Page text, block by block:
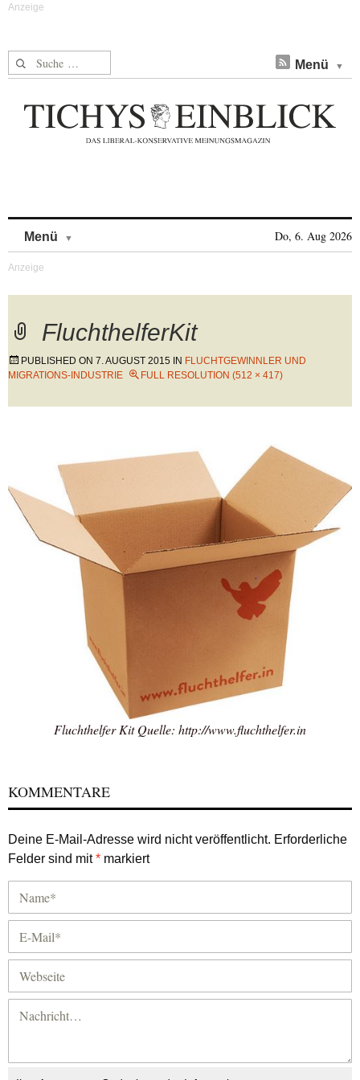
Suche nach: Menü
Menü Do, 6. Aug 2026
FluchthelferKit
PUBLISHED ON 7. AUGUST 2015 IN FLUCHTGEWINNLER UND
MIGRATIONS-INDUSTRIE
FULL RESOLUTION (512 × 417)
Fluchthelfer KitQuelle: http://www.fluchthelfer.in
KOMMENTARE
Deine E-Mail-Adresse wird nicht veröffentlicht. Erforderliche
Felder sind mit* markiert